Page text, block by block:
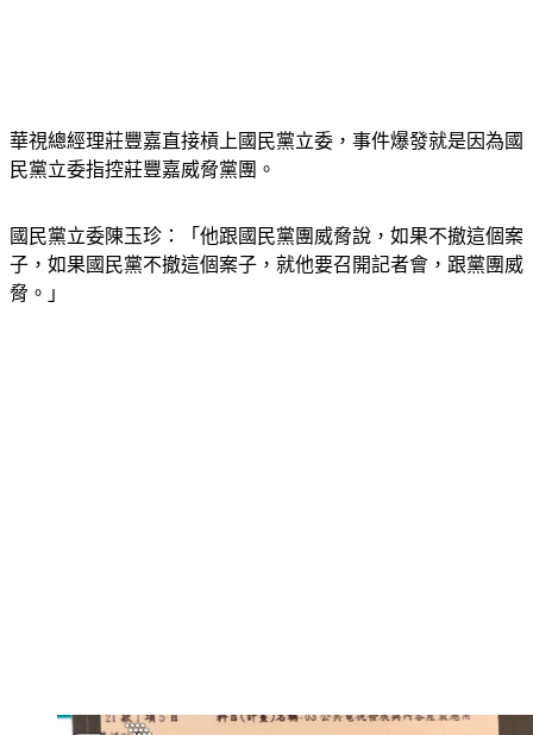
華視總經理莊豐嘉直接槓上國民黨立委，事件爆發就是因為國
國民黨立委陳玉珍：「他跟國民黨團威脅說，如果不撤這個案
子，如果國民黨不撤這個案子，就他要召開記者會，跟黨團威